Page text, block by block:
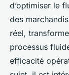
d’optimiser le
des
réel,
processus
efficacité